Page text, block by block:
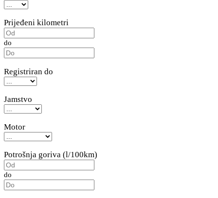
Prijeđeni kilometri
do
Registriran do
Jamstvo
Motor
Potrošnja goriva (l/100km)
do